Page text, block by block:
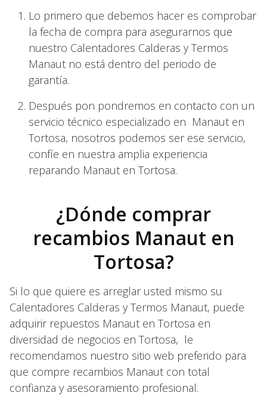
Lo primero que debemos hacer es comprobar
la fecha de compra para asegurarnos que
nuestro Calentadores Calderas y Termos
Manaut no está dentro del periodo de
garantía.
Después pon pondremos en contacto con un
servicio técnico especializado en Manaut en
Tortosa, nosotros podemos ser ese servicio,
confíe en nuestra amplia experiencia
reparando Manaut en Tortosa.
¿Dónde comprar
recambios Manaut en
Tortosa?
Si lo que quiere es arreglar usted mismo su
Calentadores Calderas y Termos Manaut, puede
adquirir repuestos Manaut en Tortosa en
diversidad de negocios en Tortosa, le
recomendamos nuestro sitio web preferido para
que compre recambios Manaut con total
confianza y asesoramiento profesional.